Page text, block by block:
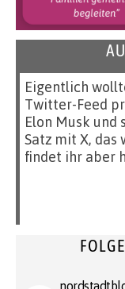
Eigentlich
Twitter-Feed
Elon Musk und
Satz mit X, das
findet ihr aber